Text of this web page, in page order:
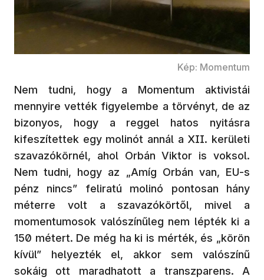
Kép: Momentum
Nem tudni, hogy a Momentum aktivistái
mennyire vették figyelembe a törvényt, de az
bizonyos, hogy a reggel hatos nyitásra
kifeszítettek egy molinót annál a XII. kerületi
szavazókörnél, ahol Orbán Viktor is voksol.
Nem tudni, hogy az „Amíg Orbán van, EU-s
pénz nincs” feliratú molinó pontosan hány
méterre volt a szavazókörtől, mivel a
momentumosok valószínűleg nem lépték ki a
150 métert. De még ha ki is mérték, és „körön
kívül” helyezték el, akkor sem valószínű
sokáig ott maradhatott a transzparens. A